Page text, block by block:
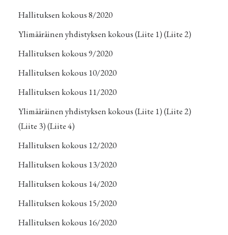
Hallituksen kokous 8/2020
Ylimääräinen yhdistyksen kokous(Liite 1)(Liite 2)
Hallituksen kokous 9/2020
Hallituksen kokous 10/2020
Hallituksen kokous 11/2020
Ylimääräinen yhdistyksen kokous(Liite 1)(Liite 2)
(Liite 3)(Liite 4)
Hallituksen kokous 12/2020
Hallituksen kokous 13/2020
Hallituksen kokous 14/2020
Hallituksen kokous 15/2020
Hallituksen kokous 16/2020